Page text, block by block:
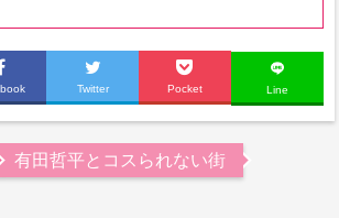
Twitter Pocket Line
有田哲平とコスられない街